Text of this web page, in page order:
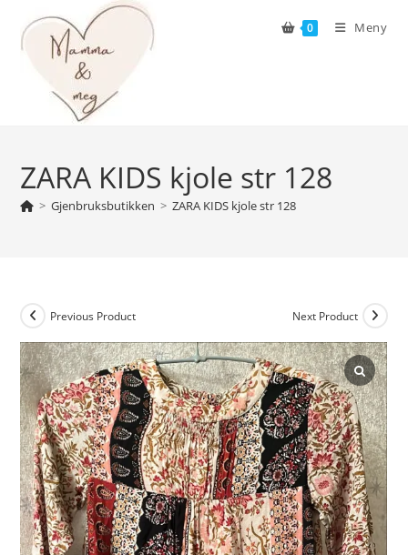
content
0 Meny
ZARA KIDS kjole str 128
> Gjenbruksbutikken > ZARA KIDS kjole str 128
Previous Product Next Product